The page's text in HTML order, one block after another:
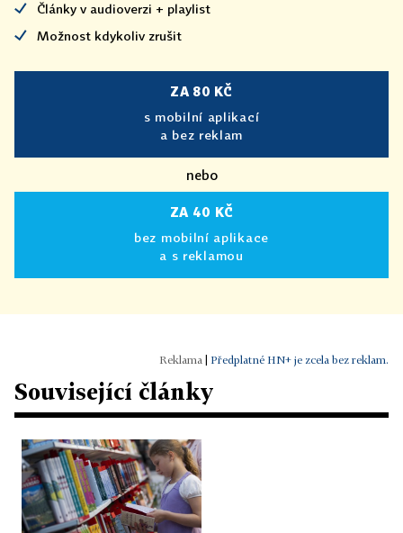
Články v audioverzi + playlist
Možnost kdykoliv zrušit
ZA 80 KČ
s mobilní aplikací
a bez reklam
nebo
ZA 40 KČ
bez mobilní aplikace
a s reklamou
Předplatné HN+ je zcela bez reklam.
Související články